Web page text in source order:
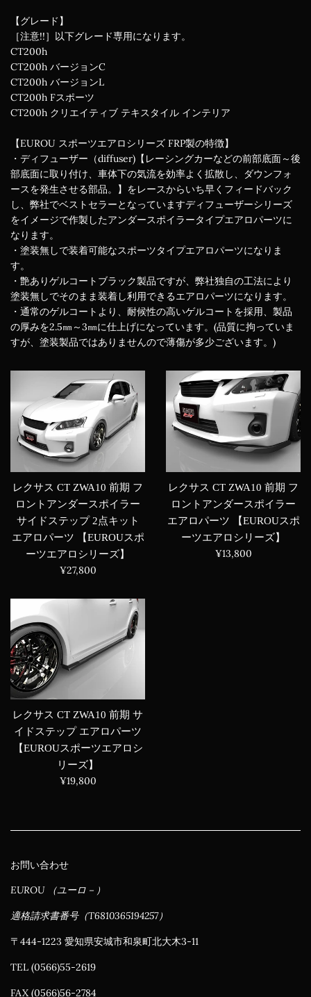
【グレード】
［注意!!］以下グレード専用になります。
CT200h
CT200h バージョンC
CT200h バージョンL
CT200h Fスポーツ
CT200h クリエイティブ テキスタイル インテリア
【EUROU スポーツエアロシリーズ FRP製の特徴】
・ディフューザー（diffuser)【レーシングカーなどの前部底面～後
部底面に取り付け、車体下の気流を効率よく拡散し、ダウンフォ
ースを発生させる部品。】をレースからいち早くフィードバック
し、弊社でベストセラーとなっていますディフューザーシリーズ
をイメージで作製したアンダースポイラータイプエアロパーツに
なります。
・塗装無しで装着可能なスポーツタイプエアロパーツになりま
す。
・艶ありゲルコートブラック製品ですが、弊社独自の工法により
塗装無しでそのまま装着し利用できるエアロパーツになります。
・通常のゲルコートより、耐候性の高いゲルコートを採用、製品
の厚みを2.5㎜～3㎜に仕上げになっています。(品質に拘っていま
すが、塗装製品ではありませんので薄傷が多少ございます。)
レクサス CT ZWA10 前期 フ
ロントアンダースポイラー
サイドステップ 2点キット
エアロパーツ 【EUROUスポ
ーツエアロシリーズ】
通
価
¥27,800
レクサス CT ZWA10 前期 フ
ロントアンダースポイラー
エアロパーツ 【EUROUスポ
ーツエアロシリーズ】
通
¥13,800
レクサス CT ZWA10 前期 サ
イドステップ エアロパーツ
【EUROUスポーツエアロシ
リーズ】
通
¥19,800
お問い合わせ
EUROU （ユーロ－）
適格請求書番号（T6810365194257）
〒444-1223 愛知県安城市和泉町北大木3-11
TEL (0566)55-2619
FAX (0566)56-2784